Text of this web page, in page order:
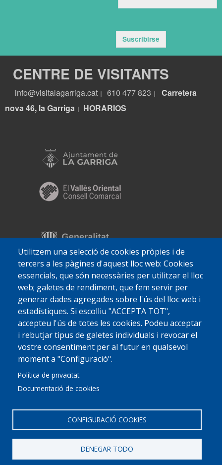
Utilitzem una selecció de cookies pròpies i de
tercers a les pàgines d'aquest lloc web: Cookies
essencials, que són necessàries per utilitzar el lloc
web; galetes de rendiment, que fem servir per
generar dades agregades sobre l'ús del lloc web i
estadístiques. Si escolliu "ACCEPTA TOT",
accepteu l'ús de totes les cookies. Podeu acceptar
i rebutjar tipus de galetes individuals i revocar el
vostre consentiment per al futur en qualsevol
moment a "Configuració".
Política de privacitat
Documentació de cookies
CONFIGURACIÓ COOKIES
DENEGAR TODO
Suscribirse
CENTRE DE VISITANTS
info@visitalagarriga.cat 610 477 823
Carretera
nova 46, la Garriga
HORARIOS
© 2022 Ajuntament La GarrigaAvis legal
Protecció de dades